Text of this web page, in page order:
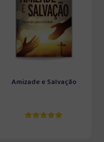
Amizade e Salvação